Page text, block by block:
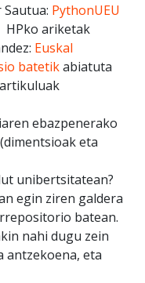
PythonUEU
HPko ariketak
Euskal
batetikabiatuta
ebazpenerako
eta
unibertsitatean?
egin ziren galdera
batean.
nahi dugu zein
eta